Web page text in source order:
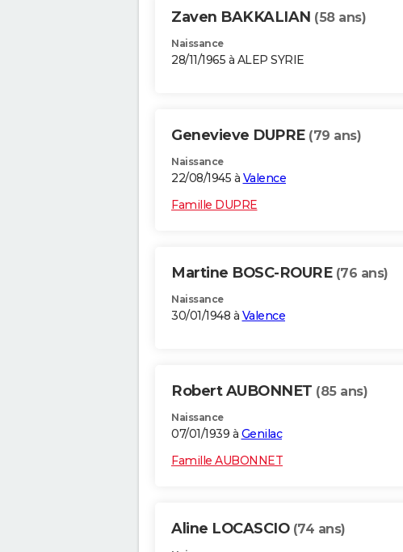
Zaven BAKKALIAN (58 ans)
Naissance
28/11/1965 à ALEP SYRIE
Genevieve DUPRE (79 ans)
Naissance
22/08/1945 à Valence
Famille DUPRE
Martine BOSC-ROURE (76 ans)
Naissance
30/01/1948 à Valence
Robert AUBONNET (85 ans)
Naissance
07/01/1939 à Genilac
Famille AUBONNET
Aline LOCASCIO (74 ans)